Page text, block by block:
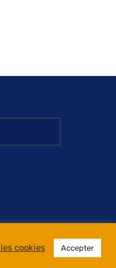
cookies Accepter